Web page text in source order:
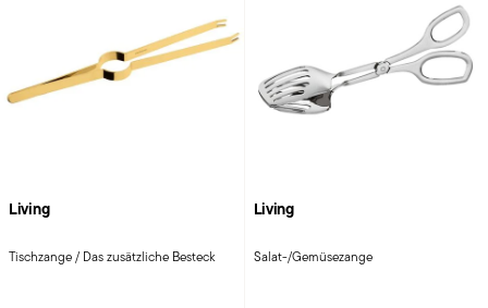
Living
Tischzange / Das zusätzliche Besteck
Living
Salat-/Gemüsezange